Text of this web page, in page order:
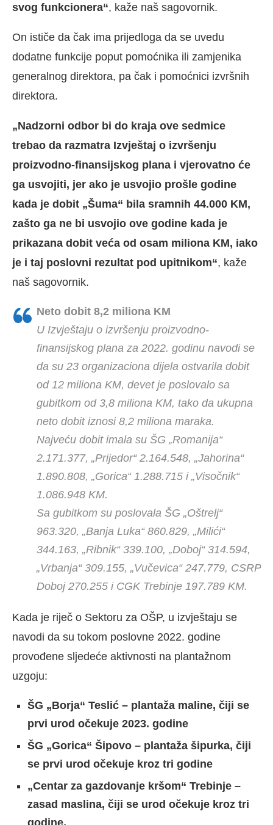
svog funkcionera“, kaže naš sagovornik.
On ističe da čak ima prijedloga da se uvedu
dodatne funkcije poput pomoćnika ili zamjenika
generalnog direktora, pa čak i pomoćnici izvršnih
direktora.
„Nadzorni odbor bi do kraja ove sedmice
trebao da razmatra Izvještaj o izvršenju
proizvodno-finansijskog plana i vjerovatno će
ga usvojiti, jer ako je usvojio prošle godine
kada je dobit „Šuma“ bila sramnih 44.000 KM,
zašto ga ne bi usvojio ove godine kada je
prikazana dobit veća od osam miliona KM, iako
je i taj poslovni rezultat pod upitnikom“, kaže
naš sagovornik.
Neto dobit 8,2 miliona KM
U Izvještaju o izvršenju proizvodno-
finansijskog plana za 2022. godinu navodi se
da su 23 organizaciona dijela ostvarila dobit
od 12 miliona KM, devet je poslovalo sa
gubitkom od 3,8 miliona KM, tako da ukupna
neto dobit iznosi 8,2 miliona maraka.
Najveću dobit imala su ŠG „Romanija“
2.171.377, „Prijedor“ 2.164.548, „Jahorina“
1.890.808, „Gorica“ 1.288.715 i „Visočnik“
1.086.948 KM.
Sa gubitkom su poslovala ŠG „Oštrelj“
963.320, „Banja Luka“ 860.829, „Milići“
344.163, „Ribnik“ 339.100, „Doboj“ 314.594,
„Vrbanja“ 309.155, „Vučevica“ 247.779, CSRP
Doboj 270.255 i CGK Trebinje 197.789 KM.
Kada je riječ o Sektoru za OŠP, u izvještaju se
navodi da su tokom poslovne 2022. godine
provođene sljedeće aktivnosti na plantažnom
uzgoju:
ŠG „Borja“ Teslić – plantaža maline, čiji se
prvi urod očekuje 2023. godine
ŠG „Gorica“ Šipovo – plantaža šipurka, čiji
se prvi urod očekuje kroz tri godine
„Centar za gazdovanje kršom“ Trebinje –
zasad maslina, čiji se urod očekuje kroz tri
godine,